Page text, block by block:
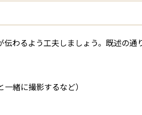
わるよう工夫しましょう。既述の
緒に撮影するなど）